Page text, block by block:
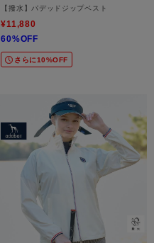
【撥水】パデッドジップベスト
¥11,880
60%OFF
さらに10%OFF